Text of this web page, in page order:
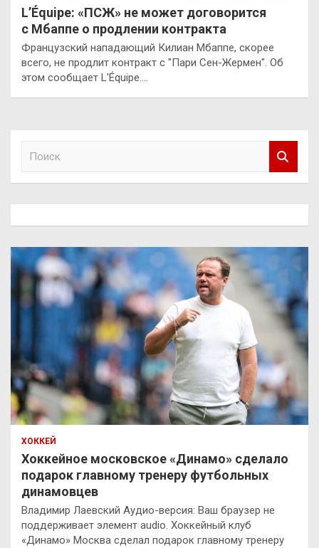
L’Équipe: «ПСЖ» не может договорится
с Мбаппе о продлении контракта
Французский нападающий Килиан Мбаппе, скорее
всего, не продлит контракт с "Пари Сен-Жермен". Об
этом сообщает L'Équipe.…
ХОККЕЙ
Хоккейное московское «Динамо» сделало
подарок главному тренеру футбольных
динамовцев
Владимир Лаевский Аудио-версия: Ваш браузер не
поддерживает элемент audio. Хоккейный клуб
«Динамо» Москва сделал подарок главному тренеру